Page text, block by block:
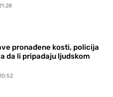
pronađene kosti, policija
da li pripadaju ljudskom